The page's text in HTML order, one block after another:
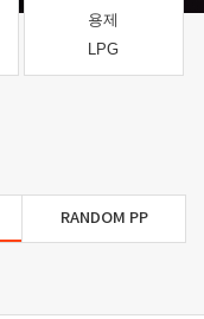
용제
LPG
RANDOM PP